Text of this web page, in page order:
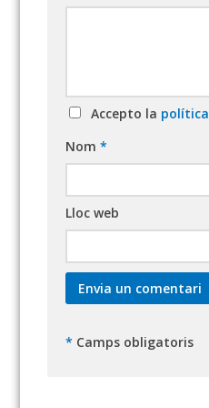
Accepto la
Nom *
Lloc web
* Camps obligatoris